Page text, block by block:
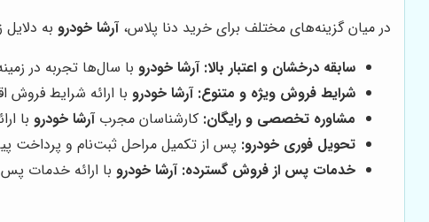
در میان گزینه‌های مختلف برای خرید دنا پلاس،آرشا خودرو به
سابقه درخشان و اعتبار بالا: آرشا خودرو با سال‌ها تجربه در
شرایط فروش ویژه و متنوع: آرشا خودرو با ارائه شرایط
مشاوره تخصصی و رایگان: کارشناسان مجربآرشا خودرو با
تحویل فوری خودرو: پس از تکمیل مراحل ثبت‌نام و پرداخت
خدمات پس از فروش گسترده: آرشا خودرو با ارائه خدمات